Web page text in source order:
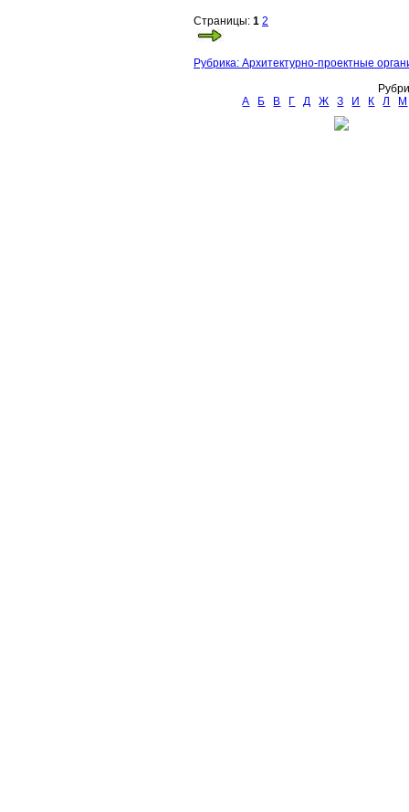
Страницы: 1 2
Рубрика: Архитектурно-проектные
А
Б В Г Д Ж З И К Л М